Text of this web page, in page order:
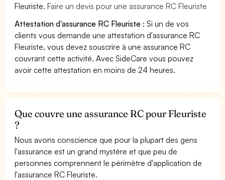
Fleuriste.Faire un devis pour une assurance RC Fleuriste
Attestation d'assurance RC Fleuriste : Si un de vos
clients vous demande une attestation d'assurance RC
Fleuriste, vous devez souscrire à une assurance RC
couvrant cette activité. Avec SideCare vous pouvez
avoir cette attestation en moins de 24 heures.
Que couvre une assurance RC pour Fleuriste
?
Nous avons conscience que pour la plupart des gens
l'assurance est un grand mystère et que peu de
personnes comprennent le périmètre d'application de
l'assurance RC Fleuriste.